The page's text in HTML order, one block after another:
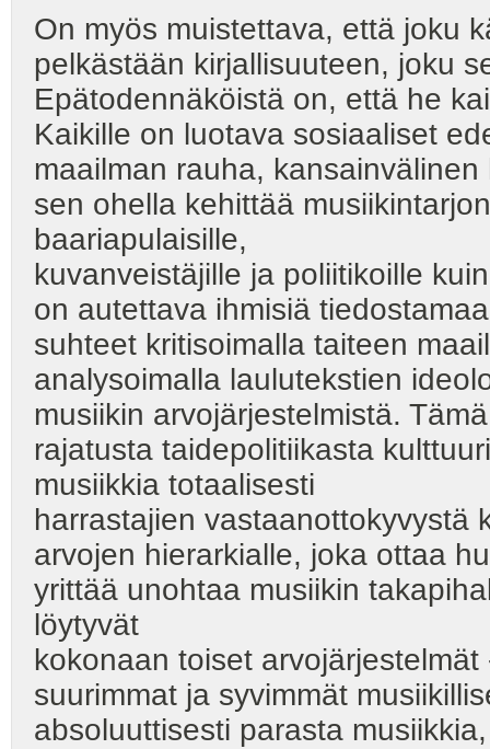
On myös muistettava, että joku
pelkästään kirjallisuuteen, joku
Epätodennäköistä on, että he
Kaikille on luotava sosiaaliset
maailman rauha,
sen ohella kehittää
baariapulaisille,
kuvanveistäjille ja poliitikoille
on autettava ihmisiä
suhteet kritisoimalla taiteen
analysoimalla laulutekstien
musiikin arvojärjestelmistä.
rajatusta taidepolitiikasta
musiikkia totaalisesti
harrastajien vastaanottokyvystä
arvojen hierarkialle, joka ottaa
yrittää unohtaa musiikin
löytyvät
kokonaan toiset
suurimmat ja syvimmät
absoluuttisesti parasta